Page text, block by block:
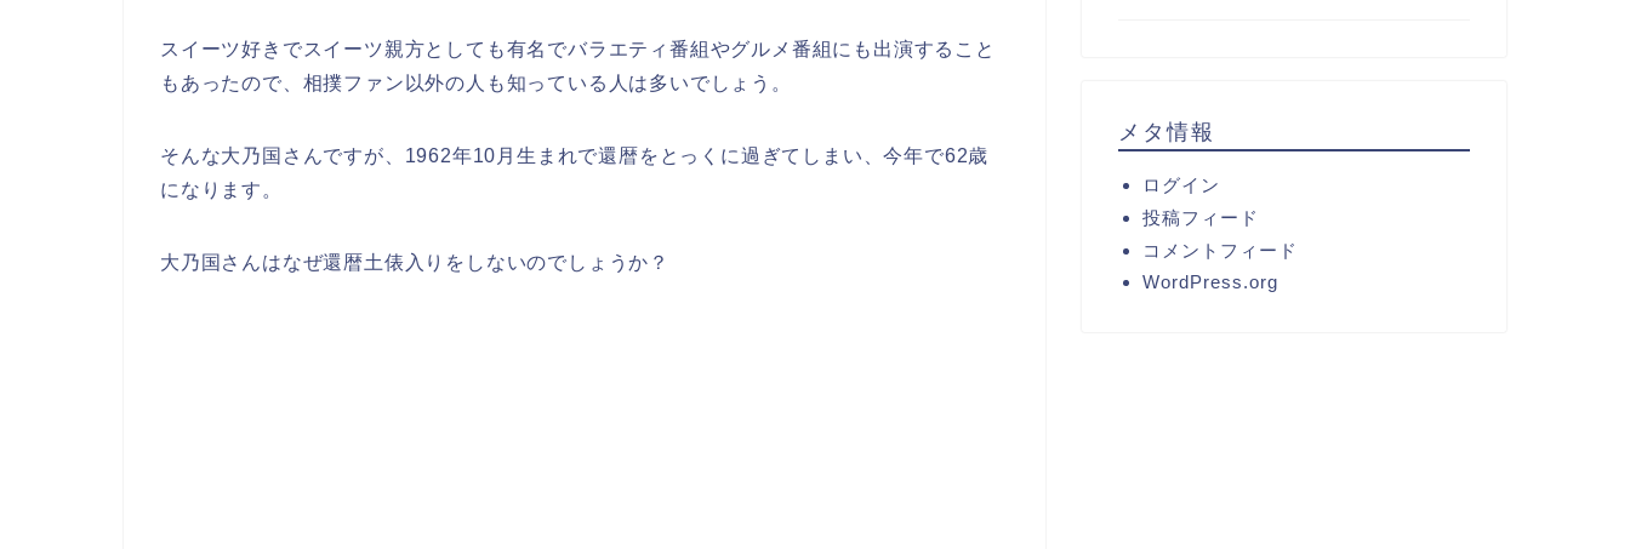
スイーツ好きでスイーツ親方としても有名でバラエティ番組やグルメ番組にも出演すること
もあったので、相撲ファン以外の人も知っている人は多いでしょう。
そんな大乃国さんですが、1962年10月生まれで還暦をとっくに過ぎてしまい、今年で62歳
になります。
大乃国さんはなぜ還暦土俵入りをしないのでしょうか？
メタ情報
ログイン
投稿フィード
コメントフィード
WordPress.org